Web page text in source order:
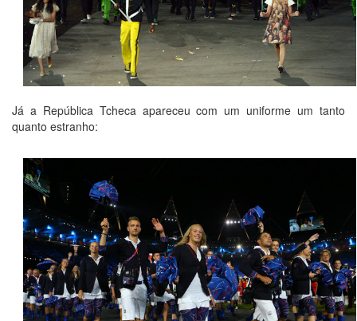
Já a República Tcheca apareceu com um uniforme um tanto
quanto estranho: